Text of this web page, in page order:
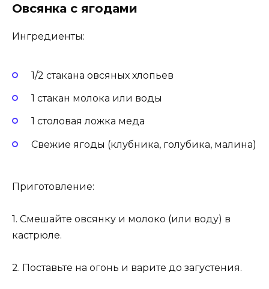
Овсянка с ягодами
Ингредиенты:
1/2 стакана овсяных хлопьев
1 стакан молока или воды
1 столовая ложка меда
Свежие ягоды (клубника, голубика, малина)
Приготовление:
1. Смешайте овсянку и молоко (или воду) в
кастрюле.
2. Поставьте на огонь и варите до загустения.